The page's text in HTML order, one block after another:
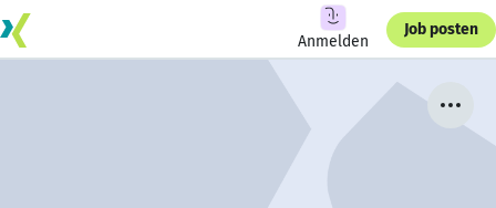
Anmelden
Job posten